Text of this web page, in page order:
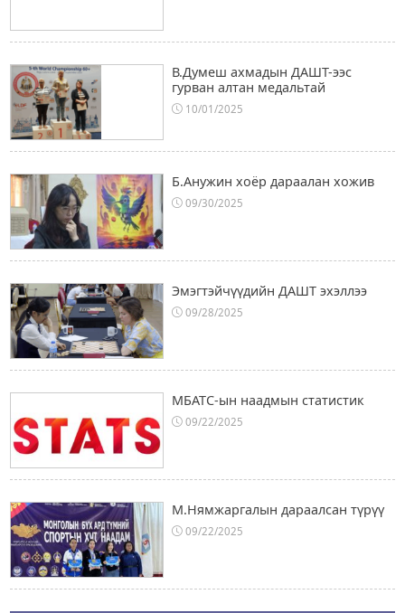
В.Думеш ахмадын ДАШТ-ээс
гурван алтан медальтай
10/01/2025
Б.Анужин хоёр дараалан хожив
09/30/2025
Эмэгтэйчүүдийн ДАШТ эхэллээ
09/28/2025
МБАТС-ын наадмын статистик
09/22/2025
М.Нямжаргалын дараалсан түрүү
09/22/2025